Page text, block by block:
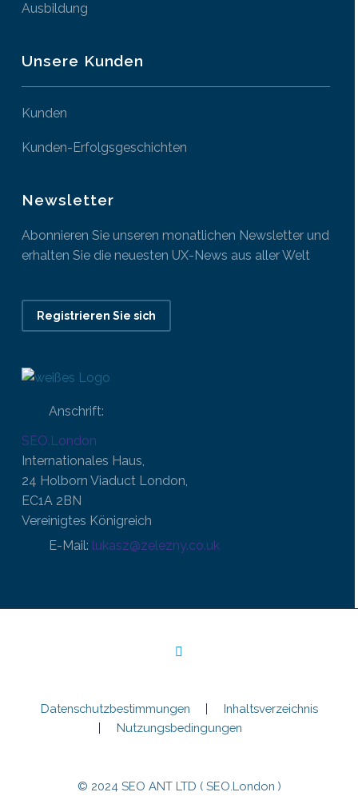
Ausbildung
Unsere Kunden
Kunden
Kunden-Erfolgsgeschichten
Newsletter
Abonnieren Sie unseren monatlichen Newsletter und
erhalten Sie die neuesten UX-News aus aller Welt
Registrieren Sie sich
Anschrift:
SEO.London
Internationales Haus,
24 Holborn Viaduct London,
EC1A 2BN
Vereinigtes Königreich
E-Mail: lukasz@zelezny.co.uk
Datenschutzbestimmungen
Inhaltsverzeichnis
Nutzungsbedingungen
© 2024 SEO ANT LTD ( SEO.London )